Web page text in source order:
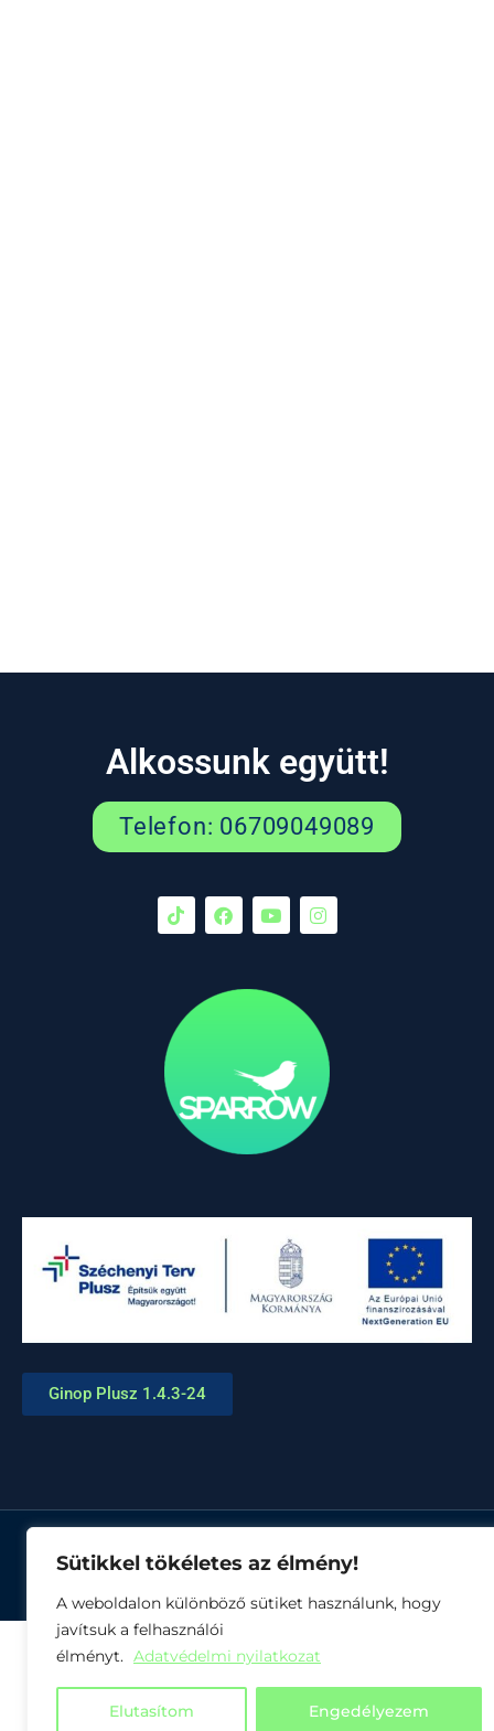
Sütikkel tökéletes az élmény!
A weboldalon különböző sütiket használunk, hogy
javítsuk a felhasználói
élményt. Adatvédelmi nyilatkozat
Elutasítom Engedélyezem
Alkossunk együtt!
Telefon: 06709049089
Ginop Plusz 1.4.3-24
© Minden jog fenntartva